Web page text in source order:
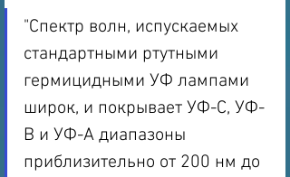
"Спектр волн, испускаемых
стандартными ртутными
гермицидными УФ лампами
широк, и покрывает УФ-С, УФ-
В и УФ-А диапазоны
приблизительно от 200 нм до